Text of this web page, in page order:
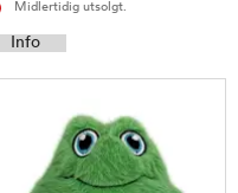
Midlertidig utsolgt.
Info